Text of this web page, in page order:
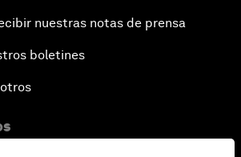
nuestras notas de prensa
boletines